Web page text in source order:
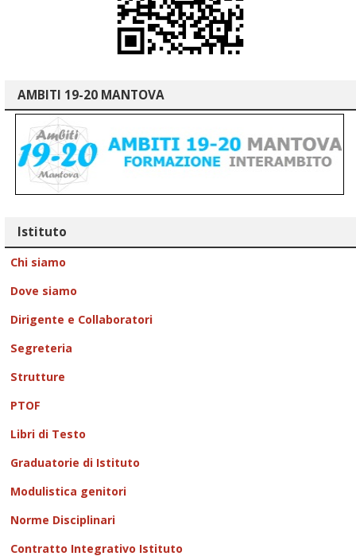
AMBITI 19-20 MANTOVA
Istituto
Chi siamo
Dove siamo
Dirigente e Collaboratori
Segreteria
Strutture
PTOF
Libri di Testo
Graduatorie di Istituto
Modulistica genitori
Norme Disciplinari
Contratto Integrativo Istituto